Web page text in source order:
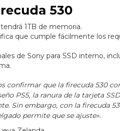
530
1TB de memoria.
que cumple fácilmente los
de Sony para SSD interno,
confirmar que la firecuda 530
PS5, la ranura de la tarjeta
Sin embargo, con la firecuda
permite que se ajuste».